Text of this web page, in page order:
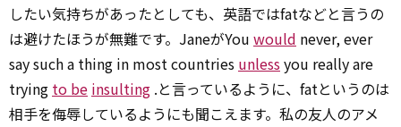
したい気持ちがあったとしても、英語ではfatなどと言うの
は避けたほうが無難です。JaneがYou would never, ever
say such a thing in most countries unless you really are
trying to be insulting .と言っているように、fatというのは
相手を侮辱しているようにも聞こえます。私の友人のアメ